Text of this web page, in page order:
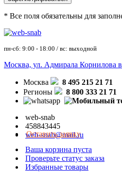
* Все поля обязательны для
пн-сб: 9:00 - 18:00 / вс: выходной
Москва, ул. Адмирала Корнилова
Москва
8 495 215 21 71
Регионы
8 800 333 21 71
web-snab
458843445
web-snab@mail.ru
Оставить заявку
Ваша корзина пуста
Проверьте статус заказа
Избранные товары